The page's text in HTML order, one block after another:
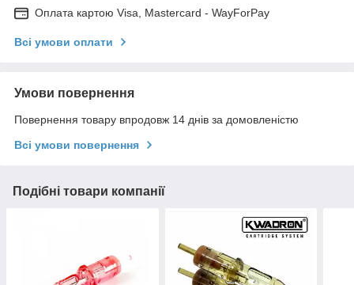
Оплата картою Visa, Mastercard - WayForPay
Всі умови оплати
Умови повернення
Повернення товару впродовж 14 днів за домовленістю
Всі умови повернення
Подібні товари компанії